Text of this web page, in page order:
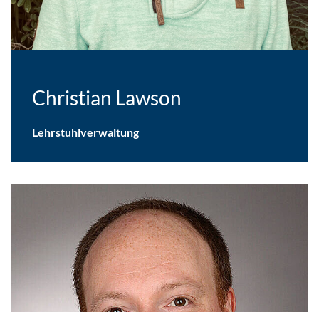
Christian Lawson
Lehrstuhlverwaltung